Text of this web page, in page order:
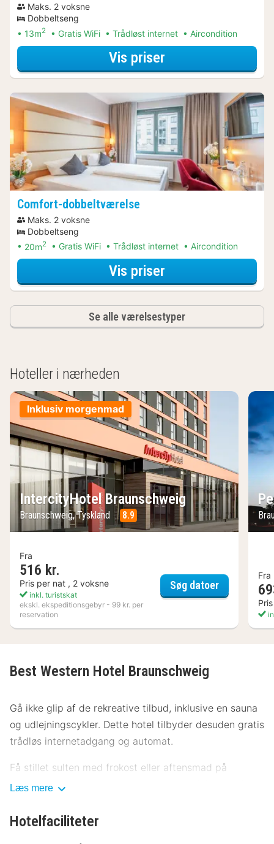
Maks. 2 voksne
Dobbeltseng
13m2 Gratis WiFi Trådløst internet Aircondition
Vis priser
Comfort-dobbeltværelse
Maks. 2 voksne
Dobbeltseng
20m2 Gratis WiFi Trådløst internet Aircondition
Vis priser
Se alle værelsestyper
Hoteller i nærheden
Inklusiv morgenmad
IntercityHotel Braunschweig
Braunschweig, Tyskland 8.9
Fra
516 kr.
Pris per nat , 2 voksne
inkl. turistskat
ekskl. ekspeditionsgebyr - 99 kr. per
reservation
Søg datoer
Fra
Best Western Hotel Braunschweig
Gå ikke glip af de rekreative tilbud, inklusive en sauna
og udlejningscykler. Dette hotel tilbyder desuden gratis
trådløs internetadgang og automat.
Få stillet sulten med frokost eller aftensmad på
Hotelrestaurant, en restaurant, som specialiserer sig i
hvor der er mulighed for roomservice. Tag forbi
Læs mere
Hotelfaciliteter